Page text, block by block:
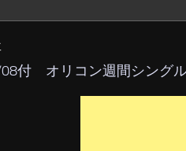
付 オリコン週間シング